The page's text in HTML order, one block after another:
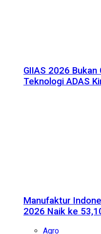
GIIAS 2026
Teknologi ADAS
Manufaktur
2026 Naik ke
Agro